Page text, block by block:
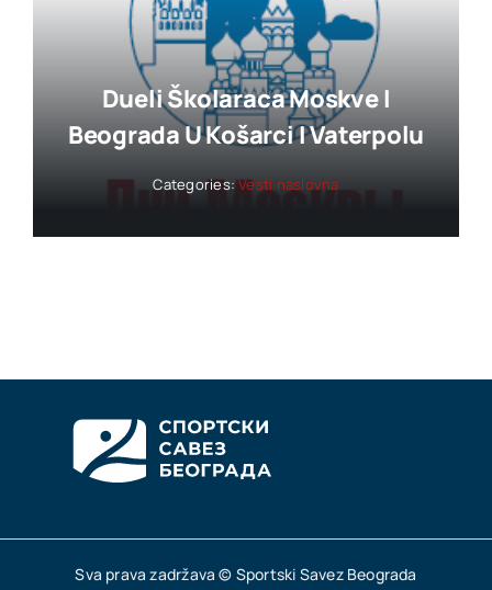
Dueli Školaraca Moskve I
Beograda U Košarci I Vaterpolu
Categories:Vesti naslovna
Sva prava zadržava © Sportski Savez Beograda